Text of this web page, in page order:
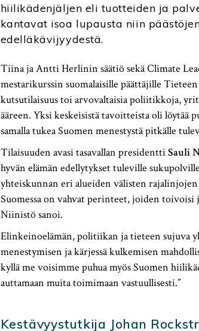
hiilikädenjäljen eli tuotteiden ja
kantavat isoa lupausta niin
edelläkävijyydestä.
Tiina ja Antti Herlinin säätiö sekä Climate
mestarikurssin suomalaisille päättäjille
kutsutilaisuus toi arvovaltaisia poliitikkoja,
ääreen. Yksi keskeisistä tavoitteista oli löytää
samalla tukea Suomen menestystä pitkälle
Tilaisuuden avasi tasavallan presidenttiSauli
hyvän elämän edellytykset tuleville
yhteiskunnan eri alueiden välisten
Suomessa on vahvat perinteet, joiden toivoisi
Niinistö sanoi.
Elinkeinoelämän, politiikan ja tieteen sujuva
menestymisen ja kärjessä kulkemisen
kyllä me voisimme puhua myös Suomen
auttamaan muita toimimaan vastuullisesti.”
Kestävyystutkija Johan